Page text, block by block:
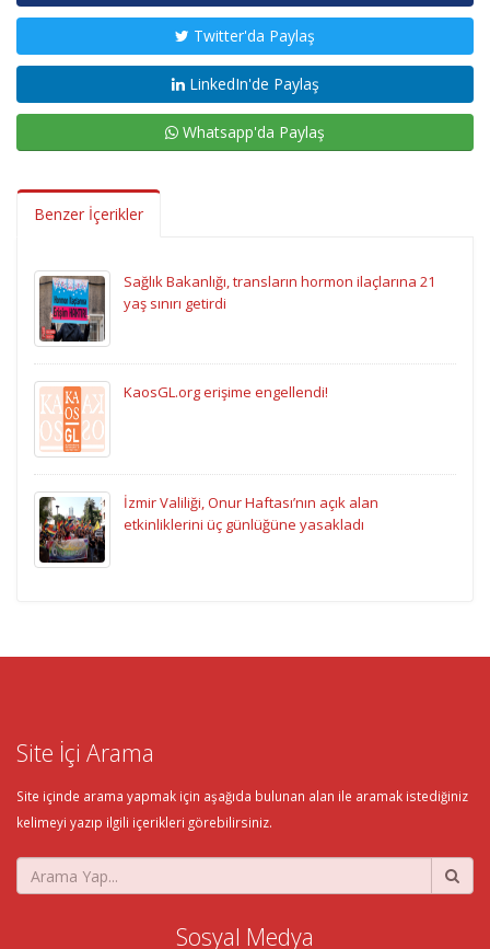
Twitter'da Paylaş
LinkedIn'de Paylaş
Whatsapp'da Paylaş
Benzer İçerikler
Sağlık Bakanlığı, transların hormon ilaçlarına 21
yaş sınırı getirdi
KaosGL.org erişime engellendi!
İzmir Valiliği, Onur Haftası’nın açık alan
etkinliklerini üç günlüğüne yasakladı
Site İçi Arama
Site içinde arama yapmak için aşağıda bulunan alan ile aramak istediğiniz
kelimeyi yazıp ilgili içerikleri görebilirsiniz.
Sosyal Medya